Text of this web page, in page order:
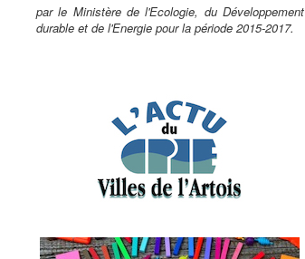
par le Ministère de l'Ecologie, du Développement
durable et de l'Energie pour la période 2015-2017.